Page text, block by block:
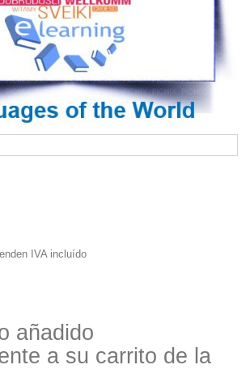
IVA incluído
añadido
a su carrito de la